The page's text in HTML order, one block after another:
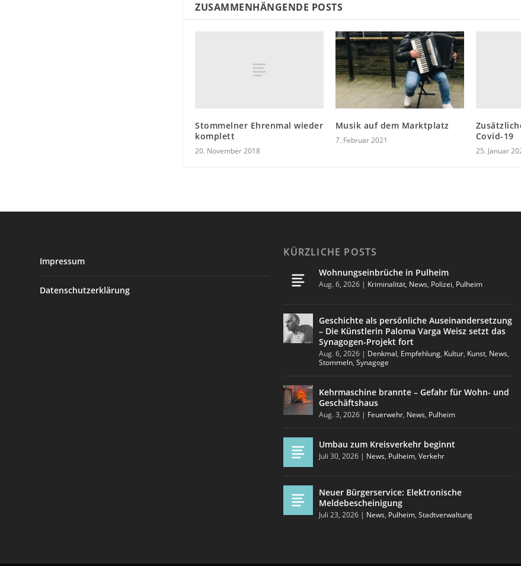
ZUSAMMENHÄNGENDE POSTS
Stommelner Ehrenmal wieder
komplett
20. November 2018
Musik auf dem Marktplatz
7. Februar 2021
Covid-19
25. Januar
Impressum
Datenschutzerklärung
KÜRZLICHE POSTS
Wohnungseinbrüche in Pulheim
Aug. 6, 2026 | Kriminalität, News, Polizei, Pulheim
Geschichte als persönliche Auseinandersetzung
– Die Künstlerin Paloma Varga Weisz setzt das
Synagogen-Projekt fort
Aug. 6, 2026 | Denkmal, Empfehlung, Kultur, Kunst, News,
Stommeln,Synagoge
Kehrmaschine brannte – Gefahr für Wohn- und
Geschäftshaus
Aug. 3, 2026 | Feuerwehr, News, Pulheim
Umbau zum Kreisverkehr beginnt
Juli 30, 2026 | News, Pulheim,Verkehr
Neuer Bürgerservice: Elektronische
Meldebescheinigung
Juli 23, 2026 | News, Pulheim,Stadtverwaltung